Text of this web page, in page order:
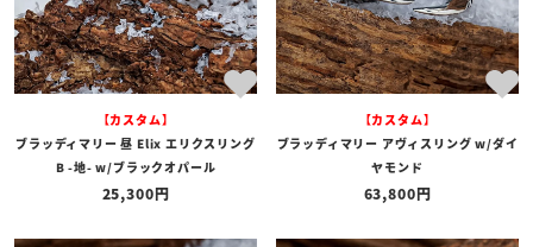
【カスタム】
ブラッディマリー 昼 Elix エリクスリング
B -地- w/ブラックオパール
25,300
【カスタム】
ブラッディマリー アヴィスリング w/ダイ
ヤモンド
63,800